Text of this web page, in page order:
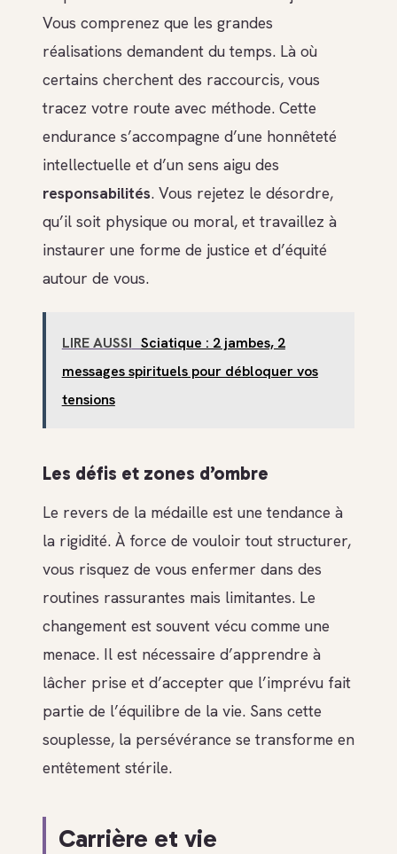
Vous comprenez que les grandes
réalisations demandent du temps. Là où
certains cherchent des raccourcis, vous
tracez votre route avec méthode. Cette
endurance s’accompagne d’une honnêteté
intellectuelle et d’un sens aigu des
responsabilités. Vous rejetez le désordre,
qu’il soit physique ou moral, et travaillez à
instaurer une forme de justice et d’équité
autour de vous.
LIRE AUSSI Sciatique : 2 jambes, 2
messages spirituels pour débloquer vos
tensions
Les défis et zones d’ombre
Le revers de la médaille est une tendance à
la rigidité. À force de vouloir tout structurer,
vous risquez de vous enfermer dans des
routines rassurantes mais limitantes. Le
changement est souvent vécu comme une
menace. Il est nécessaire d’apprendre à
lâcher prise et d’accepter que l’imprévu fait
partie de l’équilibre de la vie. Sans cette
souplesse, la persévérance se transforme en
entêtement stérile.
Carrière et vie